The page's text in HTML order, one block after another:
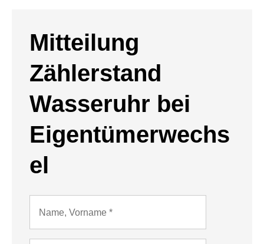
Mitteilung
Zählerstand
Wasseruhr bei
Eigentümerwechs
el